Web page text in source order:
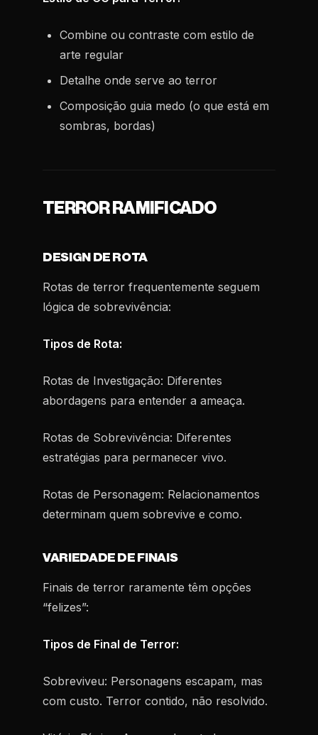
Combine ou contraste com estilo de
arte regular
Detalhe onde serve ao terror
Composição guia medo (o que está em
sombras, bordas)
TERROR RAMIFICADO
DESIGN DE ROTA
Rotas de terror frequentemente seguem
lógica de sobrevivência:
Tipos de Rota:
Rotas de Investigação: Diferentes
abordagens para entender a ameaça.
Rotas de Sobrevivência: Diferentes
estratégias para permanecer vivo.
Rotas de Personagem: Relacionamentos
determinam quem sobrevive e como.
VARIEDADE DE FINAIS
Finais de terror raramente têm opções
“felizes”:
Tipos de Final de Terror:
Sobreviveu: Personagens escapam, mas
com custo. Terror contido, não resolvido.